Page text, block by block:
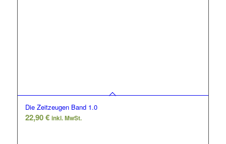
Die Zeitzeugen Band 1.0
22,90€ inkl. MwSt.